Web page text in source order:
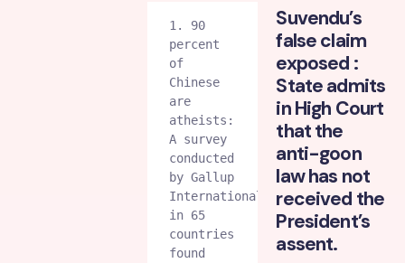
1. 90
percent
of
Chinese
are
atheists:
A survey
conducted
by Gallup
International
in 65
countries
found
Suvendu’s
false claim
exposed :
State admits
in High Court
that the
anti-goon
law has not
received the
President’s
assent.